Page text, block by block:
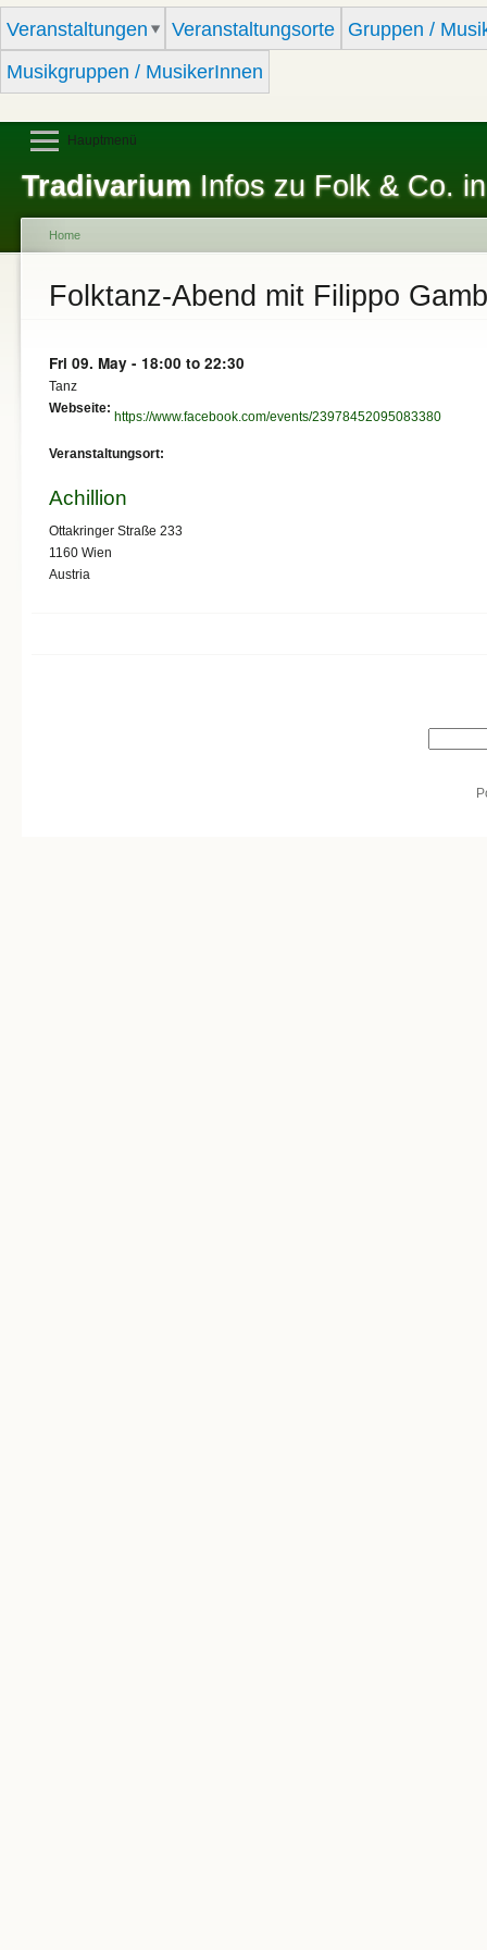
Veranstaltungen Veranstaltungsorte
Gruppen /
Musikgruppen / MusikerInnen
Tradivarium Infos zu Folk & Co.
Hauptmenü
You are here
Home
Folktanz-Abend mit Filippo
Fri 09. May - 18:00 to 22:30
Tanz
Webseite:
https://www.facebook.com/events/23978452095083380
Veranstaltungsort:
Achillion
Ottakringer Straße 233
1160 Wien
Austria